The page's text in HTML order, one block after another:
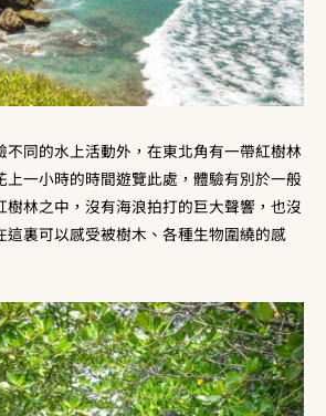
不同的水上活動外，在東北角有一帶紅樹林
上一小時的時間遊覽此處，體驗有別於一般
樹林之中，沒有海浪拍打的巨大聲響，也沒
這裏可以感受被樹木、各種生物圍繞的感